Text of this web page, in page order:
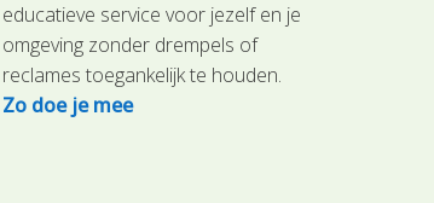
educatieve service voor jezelf en je
omgeving zonder drempels of
reclames toegankelijk te houden.
Zo doe je mee